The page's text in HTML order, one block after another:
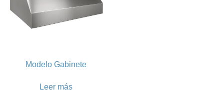
Modelo Gabinete
Leer más